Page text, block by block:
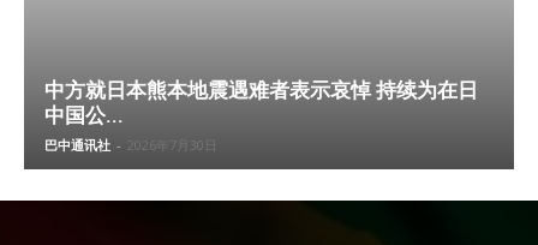
中方就日本熊本地震遇难者表示哀悼 持续为在日
中国公...
巴中通讯社 - 2026年7月30日